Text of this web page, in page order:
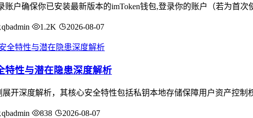
账户确保你已安装最新版本的imToken钱包,登录你的账户（若为
qbadmin 1.2K 2026-08-07
特性与潜在隐患深度解析
展开深度解析，其核心安全特性包括私钥本地存储保障用户资产控
qbadmin 838 2026-08-07